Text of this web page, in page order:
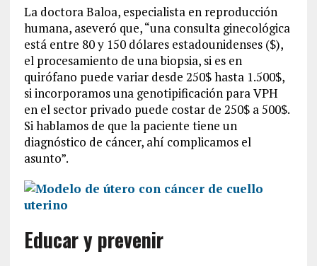
La doctora Baloa, especialista en reproducción
humana, aseveró que, “una consulta ginecológica
está entre 80 y 150 dólares estadounidenses ($),
el procesamiento de una biopsia, si es en
quirófano puede variar desde 250$ hasta 1.500$,
si incorporamos una genotipificación para VPH
en el sector privado puede costar de 250$ a 500$.
Si hablamos de que la paciente tiene un
diagnóstico de cáncer, ahí complicamos el
asunto”.
Educar y prevenir